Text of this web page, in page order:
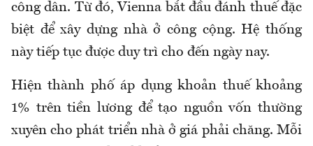
công dân. Từ đó, Vienna bắt đầu đánh thuế đặc
biệt để xây dựng nhà ở công cộng. Hệ thống
này tiếp tục được duy trì cho đến ngày nay.
Hiện thành phố áp dụng khoản thuế khoảng
1% trên tiền lương để tạo nguồn vốn thường
xuyên cho phát triển nhà ở giá phải chăng. Mỗi